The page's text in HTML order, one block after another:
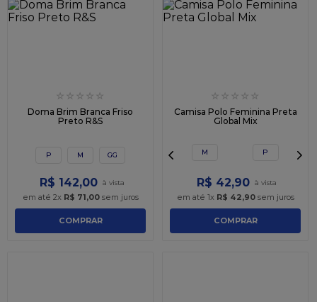
☆ ☆ ☆ ☆ ☆
Doma Brim Branca Friso
Preto R&S
P M GG
R$ 142,00
em até 2x R$ 71,00sem juros
COMPRAR
☆ ☆ ☆ ☆ ☆
Camisa Polo Feminina Preta
Global Mix
M P
R$ 42,90
em até 1x R$ 42,90sem juros
COMPRAR
9º
caixa kraft